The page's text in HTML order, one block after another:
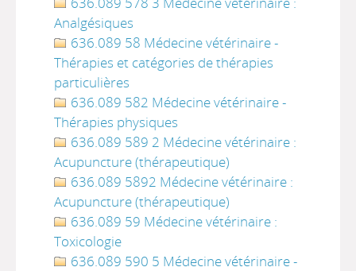
Analgésiques
636.089 58 Médecine vétérinaire -
Thérapies et catégories de thérapies
particulières
636.089 582 Médecine vétérinaire -
Thérapies physiques
636.089 589 2 Médecine vétérinaire :
Acupuncture (thérapeutique)
636.089 5892 Médecine vétérinaire :
Acupuncture (thérapeutique)
636.089 59 Médecine vétérinaire :
Toxicologie
636.089 590 5 Médecine vétérinaire -